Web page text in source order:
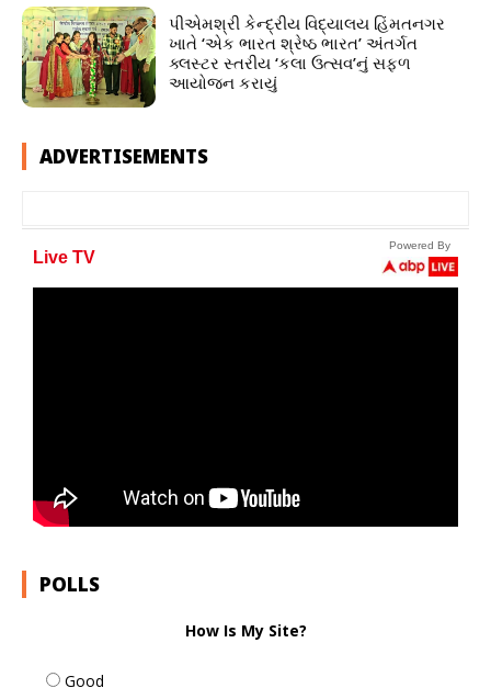
પીએમશ્રી કેન્દ્રીય વિદ્યાલય હિંમતનગર
ખાતે ‘એક ભારત શ્રેષ્ઠ ભારત’ અંતર્ગત
ક્લસ્ટર સ્તરીય ‘કલા ઉત્સવ’નું સફળ
આયોજન કરાયું
ADVERTISEMENTS
POLLS
How Is My Site?
Good